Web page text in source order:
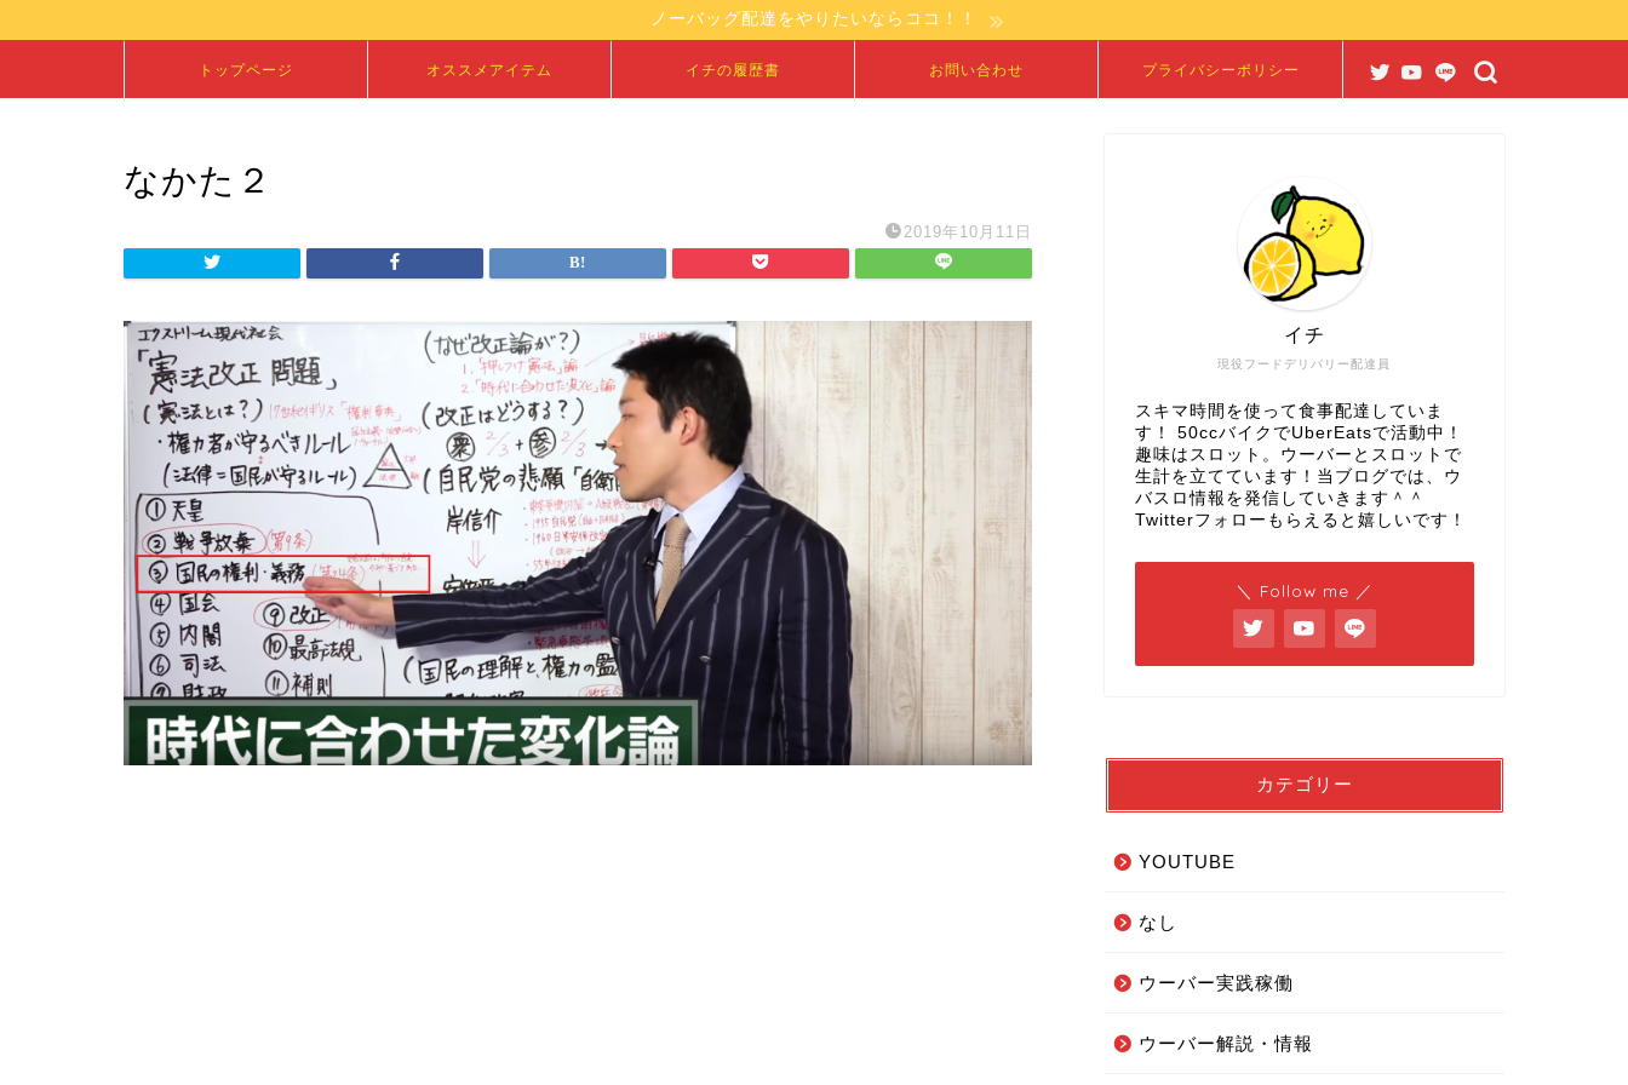
ノーバッグ配達をやりたいならココ！！
トップページ オススメアイテム イチの履歴書 お問い合わせ プライバシーポリシー
なかた２
2019年10月11日
現役フードデリバリー配達員
イチ
スキマ時間を使って食事配達していま
す！ 50ccバイクでUberEatsで活動中！
趣味はスロット。ウーバーとスロットで
生計を立てています！当ブログでは、ウ
バスロ情報を発信していきます＾＾
Twitterフォローもらえると嬉しいです！
＼ Follow me ／
カテゴリー
YOUTUBE
なし
ウーバー実践稼働
ウーバー解説・情報